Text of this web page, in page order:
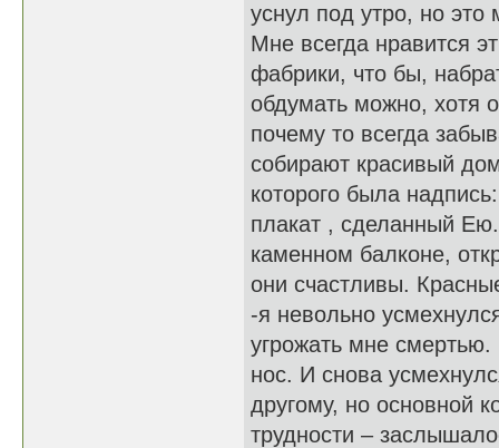
уснул под утро, но
Мне всегда нравится
фабрики, что бы,
обдумать можно, хотя
почему то всегда
собирают красивый
которого была
плакат , сделанный
каменном балконе,
они счастливы.
-я невольно
угрожать мне
нос. И снова
другому, но основной
трудности –